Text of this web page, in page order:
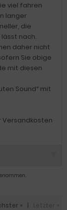
viel fahren
langer
die
nach.
daher nicht
Sie obige
mit diesen
Sound“ mit
Versandkosten
»